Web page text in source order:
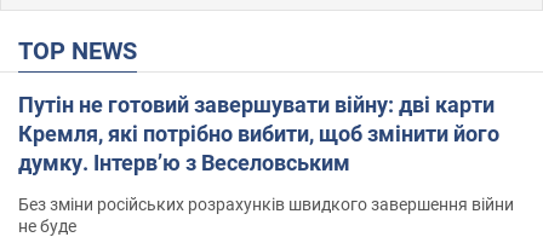
TOP NEWS
Путін не готовий завершувати війну: дві карти
Кремля, які потрібно вибити, щоб змінити його
думку. Інтерв’ю з Веселовським
Без зміни російських розрахунків швидкого завершення війни
не буде